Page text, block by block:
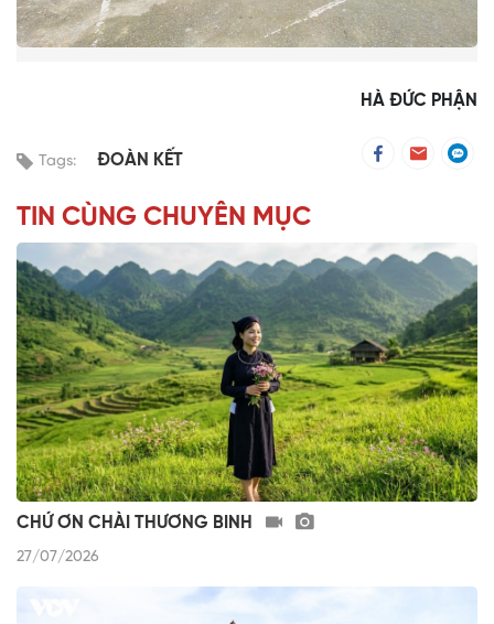
HÀ ĐỨC PHẬN
Tags: ĐOÀN KẾT
TIN CÙNG CHUYÊN MỤC
CHỨ ƠN CHÀI THƯƠNG BINH
27/07/2026